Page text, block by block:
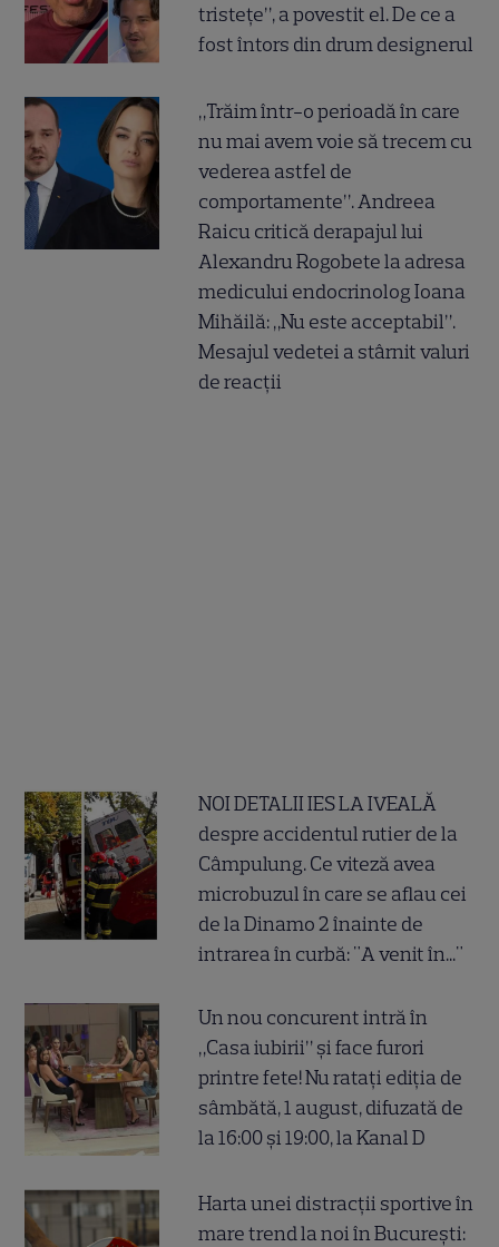
tristețe”, a povestit el. De ce a
fost întors din drum designerul
„Trăim într-o perioadă în care
nu mai avem voie să trecem cu
vederea astfel de
comportamente”. Andreea
Raicu critică derapajul lui
Alexandru Rogobete la adresa
medicului endocrinolog Ioana
Mihăilă: „Nu este acceptabil”.
Mesajul vedetei a stârnit valuri
de reacții
NOI DETALII IES LA IVEALĂ
despre accidentul rutier de la
Câmpulung. Ce viteză avea
microbuzul în care se aflau cei
de la Dinamo 2 înainte de
intrarea în curbă: "A venit în..."
Un nou concurent intră în
„Casa iubirii” și face furori
printre fete! Nu ratați ediția de
sâmbătă, 1 august, difuzată de
la 16:00 și 19:00, la Kanal D
Harta unei distracții sportive în
mare trend la noi în București: